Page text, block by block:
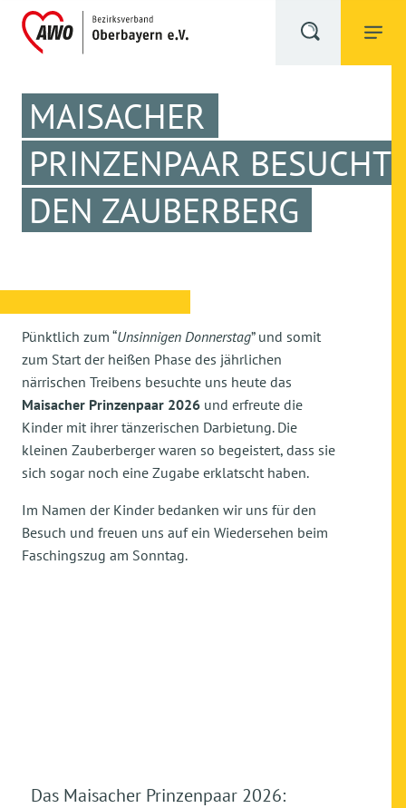
MAISACHER
PRINZENPAAR BESUCHT
DEN ZAUBERBERG
Pünktlich zum “Unsinnigen Donnerstag” und somit
zum Start der heißen Phase des jährlichen
närrischen Treibens besuchte uns heute das
Maisacher Prinzenpaar 2026 und erfreute die
Kinder mit ihrer tänzerischen Darbietung. Die
kleinen Zauberberger waren so begeistert, dass sie
sich sogar noch eine Zugabe erklatscht haben.
Im Namen der Kinder bedanken wir uns für den
Besuch und freuen uns auf ein Wiedersehen beim
Faschingszug am Sonntag.
Das Maisacher Prinzenpaar 2026: